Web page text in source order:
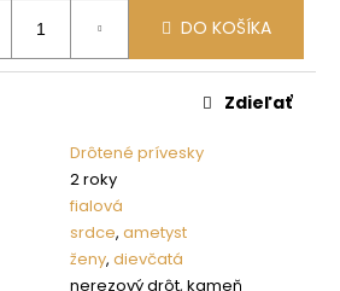
DO KOŠÍKA
Drôtené prívesky
2 roky
fialová
srdce, ametyst
ženy, dievčatá
nerezový drôt, kameň
Zdieľať